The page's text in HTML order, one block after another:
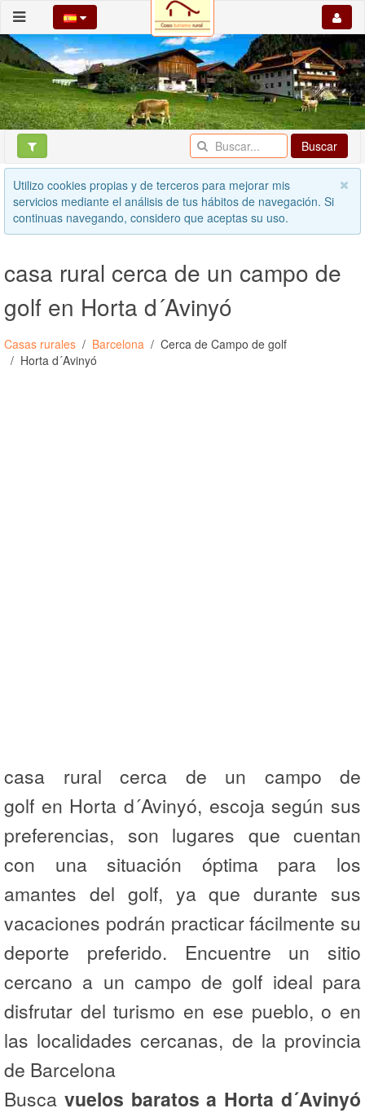
Buscar
Utilizo cookies propias y de terceros para mejorar mis
servicios mediante el análisis de tus hábitos de navegación. Si
continuas navegando, considero que aceptas su uso.
casa rural cerca de un campo de
golf en Horta d´Avinyó
Casas rurales Barcelona
Cerca de Campo de golf
Horta d´Avinyó
casa rural cerca de un campo de
golf en Horta d´Avinyó, escoja según sus
preferencias, son lugares que cuentan
con una situación óptima para los
amantes del golf, ya que durante sus
vacaciones podrán practicar fácilmente su
deporte preferido. Encuentre un sitio
cercano a un campo de golf ideal para
disfrutar del turismo en ese pueblo, o en
las localidades cercanas, de la provincia
de Barcelona
Busca vuelos baratos a Horta d´Avinyó